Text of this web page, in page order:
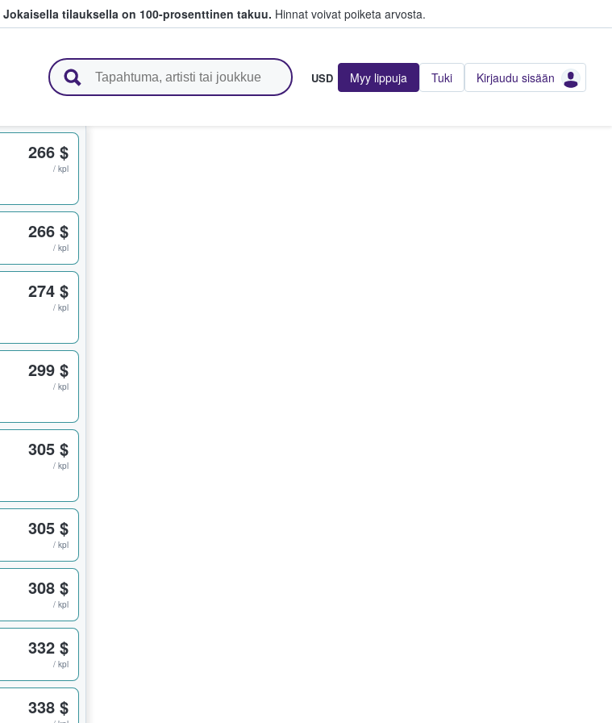
Jokaisella tilauksella on 100-prosenttinen takuu. Hinnat voivat poiketa arvosta.
USD Myy lippuja Tuki Kirjaudu sisään
266 $
/ kpl
266 $
/ kpl
274 $
/ kpl
299 $
/ kpl
305 $
/ kpl
305 $
/ kpl
308 $
/ kpl
332 $
/ kpl
338 $